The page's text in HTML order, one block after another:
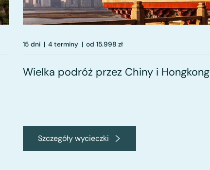
15 dni | 4 terminy | od 15.998 zł
Wielka podróż przez Chiny i Hongkong
Szczegóły wycieczki